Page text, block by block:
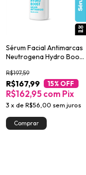
Sérum Facial Antimarcas
Neutrogena Hydro Boost
R$167,99
R$197,59
15% OFF
3 xdeR$56,00 sem juros
R$162,95com Pix